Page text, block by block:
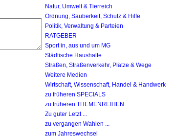
Natur, Umwelt & Tierreich
Ordnung, Sauberkeit, Schutz & Hilfe
Politik, Verwaltung & Parteien
RATGEBER
Sport in, aus und um MG
Städtische Haushalte
Straßen, Straßenverkehr, Plätze & Wege
Weitere Medien
Wirtschaft, Wissenschaft, Handel & Handwerk
zu früheren SPECIALS
zu früheren THEMENREIHEN
Zu guter Letzt ...
zu vergangen Wahlen ...
zum Jahreswechsel